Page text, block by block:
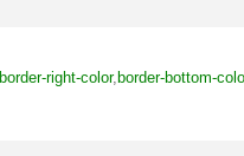
border-right-color, border-bottom-